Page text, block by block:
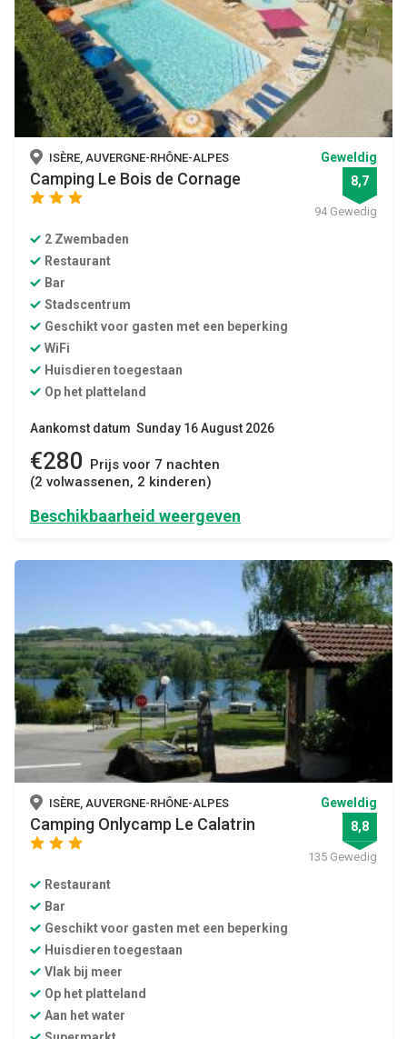
ISÈRE, AUVERGNE-RHÔNE-ALPES
Camping Le Bois de Cornage
star star
Geweldig
8,7
94 Gewedig
2 Zwembaden
Restaurant
Bar
Stadscentrum
Geschikt voor gasten met een beperking
WiFi
Huisdieren toegestaan
Op het platteland
Aankomst datum Sunday 16 August 2026
€280 Prijs voor 7 nachten
(2 volwassenen, 2 kinderen)
Beschikbaarheid weergeven
ISÈRE, AUVERGNE-RHÔNE-ALPES
Camping Onlycamp Le Calatrin
star star
Geweldig
8,8
135 Gewedig
Restaurant
Bar
Geschikt voor gasten met een beperking
Huisdieren toegestaan
Vlak bij meer
Op het platteland
Aan het water